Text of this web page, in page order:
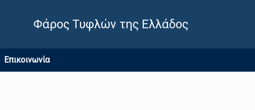
Φάρος Τυφλών της Ελλάδος
Επικοινωνία